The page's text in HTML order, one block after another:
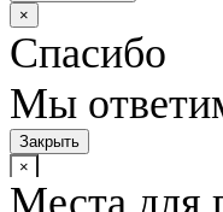
×
Спасибо
Мы
Закрыть
×
Места для